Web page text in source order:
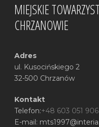
MIEJSKIE
CHRZANOWIE
Adres
ul. Kusocińskiego 2
32-500 Chrzanów
Kontakt
Telefon:+48 603 051 906
E-mail: